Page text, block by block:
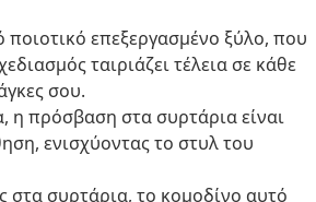
ποιοτικό επεξεργασμένο ξύλο, που
ταιριάζει τέλεια σε κάθε
σου.
η πρόσβαση στα συρτάρια είναι
ενισχύοντας το στυλ του
στα συρτάρια, το κομοδίνο αυτό